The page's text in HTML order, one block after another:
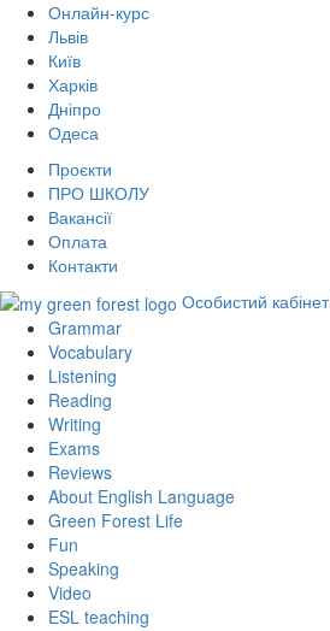
Онлайн-курс
Львів
Київ
Харків
Дніпро
Одеса
Проєкти
ПРО ШКОЛУ
Вакансії
Оплата
Контакти
Особистий кабінет
Grammar
Vocabulary
Listening
Reading
Writing
Exams
Reviews
About English Language
Green Forest Life
Fun
Speaking
Video
ESL teaching